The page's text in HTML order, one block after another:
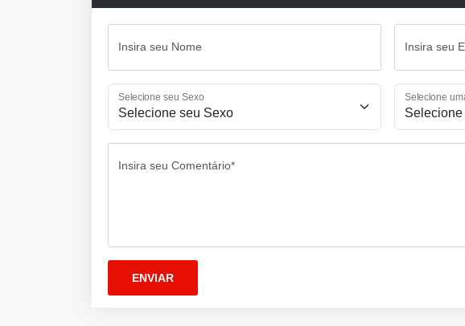
Insira seu Nome Insira seu
Selecione seu Sexo Selecione
Insira seu Comentário*